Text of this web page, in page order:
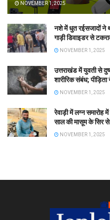
NOVEMBER 1, 2025
नशे में धुत रईसजादों ने
गाड़ी डिवाइडर से
NOVEMBER 1, 2025
उत्तराखंड में युवती से
शारीरिक संबंध;
NOVEMBER 1, 2025
रेवाड़ी में लग्न समारोह
साल की मासूम के सिर से
NOVEMBER 1, 2025